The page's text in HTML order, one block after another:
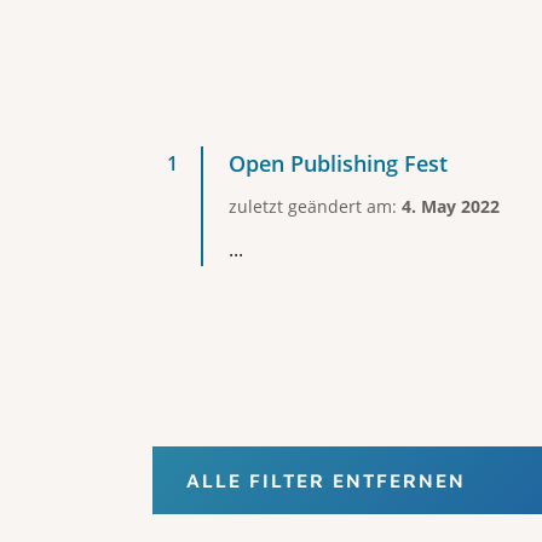
Open Publishing Fest
zuletzt geändert am: 4. May 2022
...
ALLE FILTER ENTFERNEN